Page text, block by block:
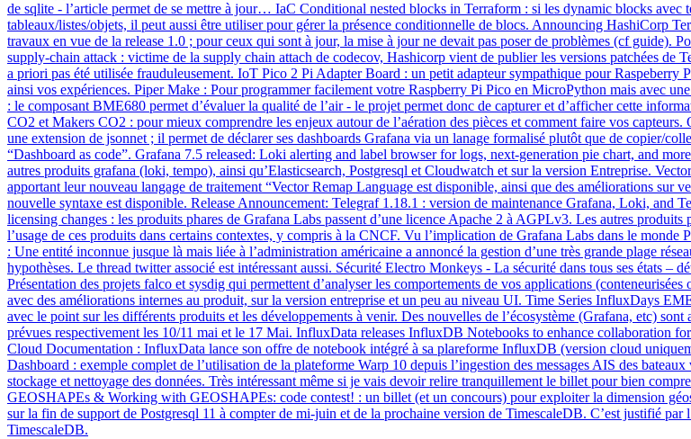
de sqlite - l’article permet de se mettre à jour… IaC Conditional nested blocks in Terraform : si les dynamic blocks avec
tableaux/listes/objets, il peut aussi être utiliser pour gérer la présence conditionnelle de blocs. Announcing HashiCorp
travaux en vue de la release 1.0 ; pour ceux qui sont à jour, la mise à jour ne devait pas poser de problèmes (cf
supply-chain attack : victime de la supply chain attach de codecov, Hashicorp vient de publier les versions patchées de
a priori pas été utilisée frauduleusement. IoT Pico 2 Pi Adapter Board : un petit adapteur sympathique pour Raspeberry
ainsi vos expériences. Piper Make : Pour programmer facilement votre Raspberry Pi Pico en MicroPython mais avec
: le composant BME680 permet d’évaluer la qualité de l’air - le projet permet donc de capturer et d’afficher cette
CO2 et Makers CO2 : pour mieux comprendre les enjeux autour de l’aération des pièces et comment faire vos
une extension de jsonnet ; il permet de déclarer ses dashboards Grafana via un lanage formalisé plutôt que de copier/
“Dashboard as code”. Grafana 7.5 released: Loki alerting and label browser for logs, next-generation pie chart, and
autres produits grafana (loki, tempo), ainsi qu’Elasticsearch, Postgresql et Cloudwatch et sur la version Entreprise.
apportant leur nouveau langage de traitement “Vector Remap Language est disponible, ainsi que des améliorations
nouvelle syntaxe est disponible. Release Announcement: Telegraf 1.18.1 : version de maintenance Grafana, Loki,
licensing changes : les produits phares de Grafana Labs passent d’une licence Apache 2 à AGPLv3. Les autres
l’usage de ces produits dans certains contextes, y compris à la CNCF. Vu l’implication de Grafana Labs dans le
: Une entité inconnue jusque là mais liée à l’administration américaine a annoncé la gestion d’une très grande plage
hypothèses. Le thread twitter associé est intéressant aussi. Sécurité Electro Monkeys - La sécurité dans tous ses états –
Présentation des projets falco et sysdig qui permettent d’analyser les comportements de vos applications
avec des améliorations internes au produit, sur la version entreprise et un peu au niveau UI. Time Series InfluxDays
avec le point sur les différents produits et les développements à venir. Des nouvelles de l’écosystème (Grafana, etc)
prévues respectivement les 10/11 mai et le 17 Mai. InfluxData releases InfluxDB Notebooks to enhance
Cloud Documentation : InfluxData lance son offre de notebook intégré à sa plareforme InfluxDB (version cloud
Dashboard : exemple complet de l’utilisation de la plateforme Warp 10 depuis l’ingestion des messages AIS des
stockage et nettoyage des données. Très intéressant même si je vais devoir relire tranquillement le billet pour bien
GEOSHAPEs & Working with GEOSHAPEs: code contest! : un billet (et un concours) pour exploiter la dimension
sur la fin de support de Postgresql 11 à compter de mi-juin et de la prochaine version de TimescaleDB. C’est justifié
TimescaleDB.